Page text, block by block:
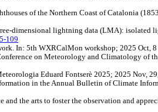
of the Northern Coast of Catalonia
dimensional lightning data (LMA):
109
In: 5th WXRCalMon workshop; 2025 Oct, 8
on Meteorology and Climatology of
Eduard Fontserè 2025; 2025 Nov,
in the Annual Bulletin of Climate
the arts to foster the observation and